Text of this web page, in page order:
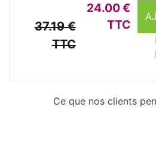
37.19 €
TTC
24.00 €
TTC
Ce que nos clients